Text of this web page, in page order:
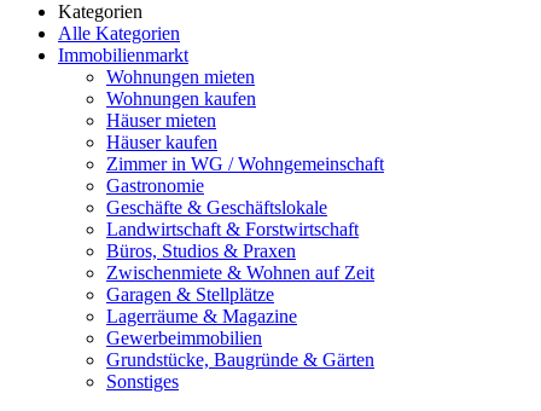
Kategorien
Alle Kategorien
Immobilienmarkt
Wohnungen mieten
Wohnungen kaufen
Häuser mieten
Häuser kaufen
Zimmer in WG / Wohngemeinschaft
Gastronomie
Geschäfte & Geschäftslokale
Landwirtschaft & Forstwirtschaft
Büros, Studios & Praxen
Zwischenmiete & Wohnen auf Zeit
Garagen & Stellplätze
Lagerräume & Magazine
Gewerbeimmobilien
Grundstücke, Baugründe & Gärten
Sonstiges